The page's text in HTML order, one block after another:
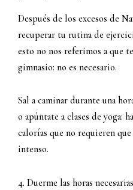
Después de los excesos de
recuperar tu rutina de
esto no nos referimos a que
gimnasio: no es necesario.
Sal a caminar durante una
o apúntate a clases de yoga:
calorías que no requieren
intenso.
4. Duerme las horas necesarias